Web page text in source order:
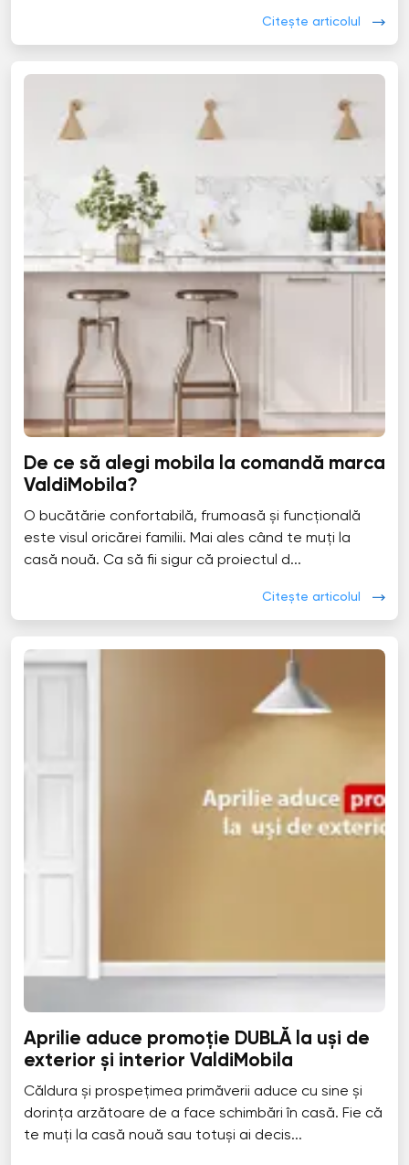
Citește articolul
De ce să alegi mobila la comandă marca
ValdiMobila?
O bucătărie confortabilă, frumoasă și funcțională
este visul oricărei familii. Mai ales când te muți la
casă nouă. Ca să fii sigur că proiectul d...
Citește articolul
Aprilie aduce promoție DUBLĂ la uși de
exterior și interior ValdiMobila
Căldura și prospețimea primăverii aduce cu sine și
dorința arzătoare de a face schimbări în casă. Fie că
te muți la casă nouă sau totuși ai decis...